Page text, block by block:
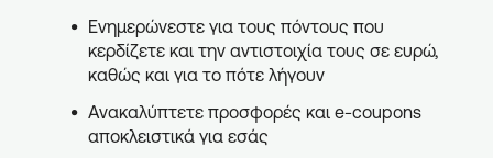
Ενημερώνεστε για τους πόντους που
κερδίζετε και την αντιστοιχία τους σε ευρώ,
καθώς και για το πότε λήγουν
Ανακαλύπτετε προσφορές και e-coupons
αποκλειστικά για εσάς